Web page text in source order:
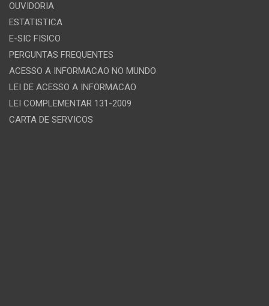
OUVIDORIA
ESTATISTICA
E-SIC FISICO
PERGUNTAS FREQUENTES
ACESSO A INFORMACAO NO MUNDO
LEI DE ACESSO A INFORMACAO
LEI COMPLEMENTAR 131-2009
CARTA DE SERVICOS